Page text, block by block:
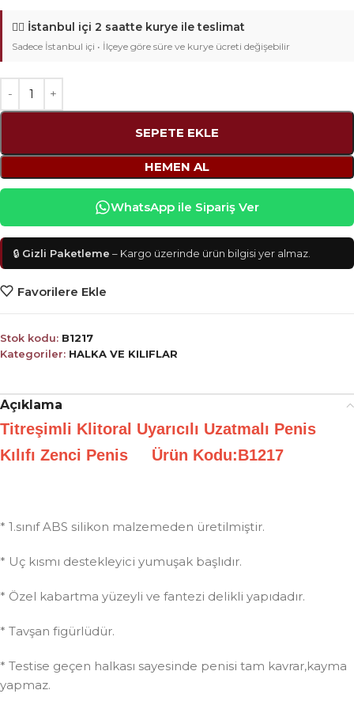
🚴‍♂️ İstanbul içi 2 saatte kurye ile teslimat
Sadece İstanbul içi • İlçeye göre süre ve kurye ücreti değişebilir
SEPETE EKLE
HEMEN AL
WhatsApp ile Sipariş Ver
🔒 Gizli Paketleme – Kargo üzerinde ürün bilgisi yer almaz.
Favorilere Ekle
Stok kodu: B1217
Kategoriler: HALKA VE KILIFLAR
Açıklama
Titreşimli Klitoral Uyarıcılı Uzatmalı Penis
Kılıfı Zenci Penis Ürün Kodu:B1217
* 1.sınıf ABS silikon malzemeden üretilmiştir.
* Uç kısmı destekleyici yumuşak başlıdır.
* Özel kabartma yüzeyli ve fantezi delikli yapıdadır.
* Tavşan figürlüdür.
* Testise geçen halkası sayesinde penisi tam kavrar,kayma
yapmaz.